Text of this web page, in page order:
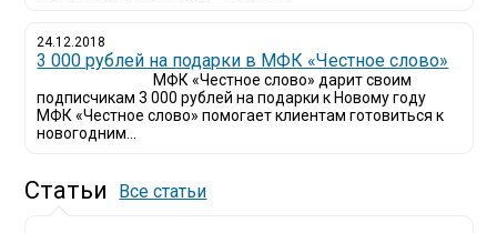
24.12.2018
3 000 рублей на подарки в МФК «Честное слово»
МФК «Честное слово» дарит своим
подписчикам 3 000 рублей на подарки к Новому году
МФК «Честное слово» помогает клиентам готовиться к
новогодним...
Статьи Все статьи